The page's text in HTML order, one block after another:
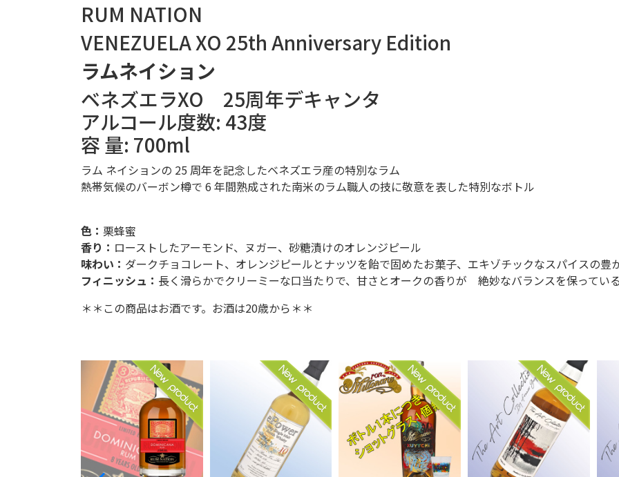
RUM NATION
VENEZUELA XO 25th Anniversary Edition
ラムネイション
ベネズエラXO 25周年デキャンタ
アルコール度数: 43度
容 量: 700ml
ラム ネイションの 25 周年を記念したベネズエラ産の特別なラム
熱帯気候のバーボン樽で 6 年間熟成された南米のラム職人の技に敬意を表した特別なボトル
色： 栗蜂蜜
香り： ローストしたアーモンド、ヌガー、砂糖漬けのオレンジピール
味わい： ダークチョコレート、オレンジピールとナッツを飴で固めたお菓子、エキゾチックなスパイスの豊
フィニッシュ： 長く滑らかでクリーミーな口当たりで、甘さとオークの香りが 絶妙なバランスを保ってい
＊＊この商品はお酒です。お酒は20歳から＊＊